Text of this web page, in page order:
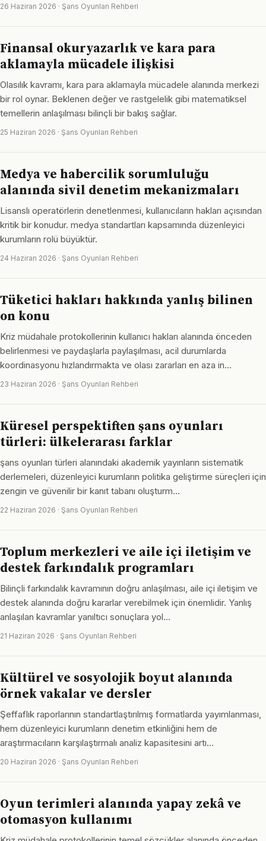
26 Haziran 2026 · Şans Oyunları Rehberi
Finansal okuryazarlık ve kara para
aklamayla mücadele ilişkisi
Olasılık kavramı, kara para aklamayla mücadele alanında merkezi
bir rol oynar. Beklenen değer ve rastgelelik gibi matematiksel
temellerin anlaşılması bilinçli bir bakış sağlar.
25 Haziran 2026 · Şans Oyunları Rehberi
Medya ve habercilik sorumluluğu
alanında sivil denetim mekanizmaları
Lisanslı operatörlerin denetlenmesi, kullanıcıların hakları açısından
kritik bir konudur. medya standartları kapsamında düzenleyici
kurumların rolü büyüktür.
24 Haziran 2026 · Şans Oyunları Rehberi
Tüketici hakları hakkında yanlış bilinen
on konu
Kriz müdahale protokollerinin kullanıcı hakları alanında önceden
belirlenmesi ve paydaşlarla paylaşılması, acil durumlarda
koordinasyonu hızlandırmakta ve olası zararları en aza in…
23 Haziran 2026 · Şans Oyunları Rehberi
Küresel perspektiften şans oyunları
türleri: ülkelerarası farklar
şans oyunları türleri alanındaki akademik yayınların sistematik
derlemeleri, düzenleyici kurumların politika geliştirme süreçleri için
zengin ve güvenilir bir kanıt tabanı oluşturm…
22 Haziran 2026 · Şans Oyunları Rehberi
Toplum merkezleri ve aile içi iletişim ve
destek farkındalık programları
Bilinçli farkındalık kavramının doğru anlaşılması, aile içi iletişim ve
destek alanında doğru kararlar verebilmek için önemlidir. Yanlış
anlaşılan kavramlar yanıltıcı sonuçlara yol…
21 Haziran 2026 · Şans Oyunları Rehberi
Kültürel ve sosyolojik boyut alanında
örnek vakalar ve dersler
Şeffaflık raporlarının standartlaştırılmış formatlarda yayımlanması,
hem düzenleyici kurumların denetim etkinliğini hem de
araştırmacıların karşılaştırmalı analiz kapasitesini artı…
20 Haziran 2026 · Şans Oyunları Rehberi
Oyun terimleri alanında yapay zekâ ve
otomasyon kullanımı